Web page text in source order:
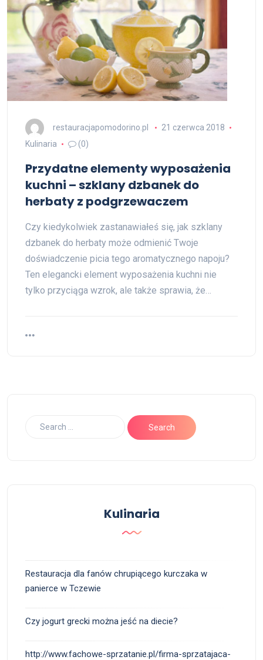
restauracjapomodorino.pl
21 czerwca 2018
Kulinaria
(0)
Przydatne elementy wyposażenia
kuchni – szklany dzbanek do
herbaty z podgrzewaczem
Czy kiedykolwiek zastanawiałeś się, jak szklany
dzbanek do herbaty może odmienić Twoje
doświadczenie picia tego aromatycznego napoju?
Ten elegancki element wyposażenia kuchni nie
tylko przyciąga wzrok, ale także sprawia, że…
Kulinaria
Restauracja dla fanów chrupiącego kurczaka w
panierce w Tczewie
Czy jogurt grecki można jeść na diecie?
http://www.fachowe-sprzatanie.pl/firma-sprzatajaca-